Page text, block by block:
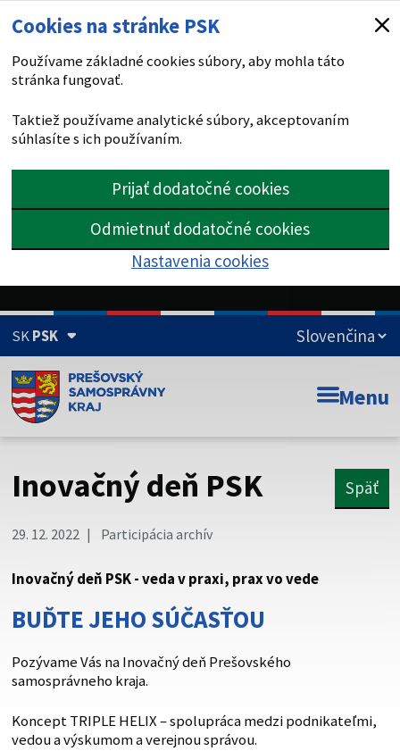
Cookies na stránke PSK
Používame základné cookies súbory, aby mohla táto
stránka fungovať.
Taktiež používame analytické súbory, akceptovaním
súhlasíte s ich používaním.
Prijať dodatočné cookies
Odmietnuť dodatočné cookies
Nastavenia cookies
SKPSK
Doména psk.sk je oficiálna
Toto je oficiálna webová stránka Prešovského
Táto stránka je zabezpečená
Buďte pozorní a vždy sa uistite, že zdieľate informácie iba
vždy začína https:// pred názvom domény webového sídla.
Menu
Inovačný deň PSK Späť
29. 12. 2022 Participácia archív
Inovačný deň PSK - veda v praxi, prax vo vede
BUĎTE JEHO SÚČASŤOU
Pozývame Vás na Inovačný deň Prešovského
samosprávneho kraja.
Koncept TRIPLE HELIX – spolupráca medzi podnikateľmi,
vedou a výskumom a verejnou správou.